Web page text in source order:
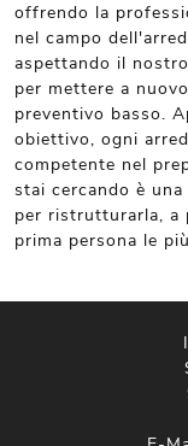
offrendo la
nel campo
aspettando il
per mettere a
preventivo basso.
obiettivo, ogni
competente nel
stai cercando è
per ristrutturarla, a
prima persona le